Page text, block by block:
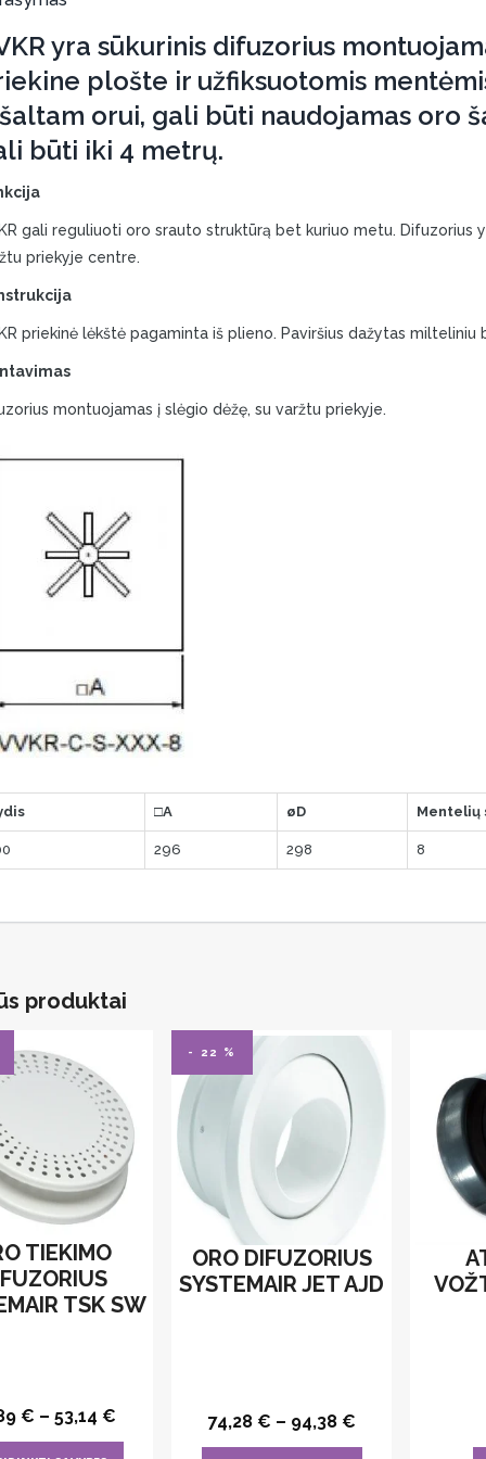
yra sūkurinis difuzorius
plošte ir užfiksuotomis
orui, gali būti naudojamas oro
būti iki 4 metrų.
gali reguliuoti oro srauto struktūrą bet kuriuo metu. Difuzorius
priekyje centre.
priekinė lėkštė pagaminta iš plieno. Paviršius dažytas milteliniu
montuojamas į slėgio dėžę, su varžtu priekyje.
□A øD Mentelių
296 298 8
produktai
TIEKIMO
TSK SW
€ –53,14 €
- 22 %
ORO DIFUZORIUS
SYSTEMAIR JET AJD
74,28 € – 94,38 €